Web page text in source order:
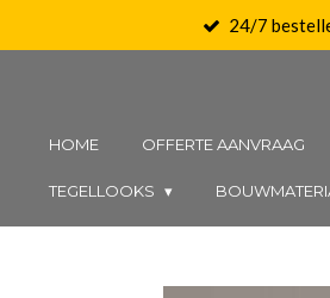
hoofdinhoud
24/7
HOME OFFERTE AANVRAAG
TEGELLOOKS